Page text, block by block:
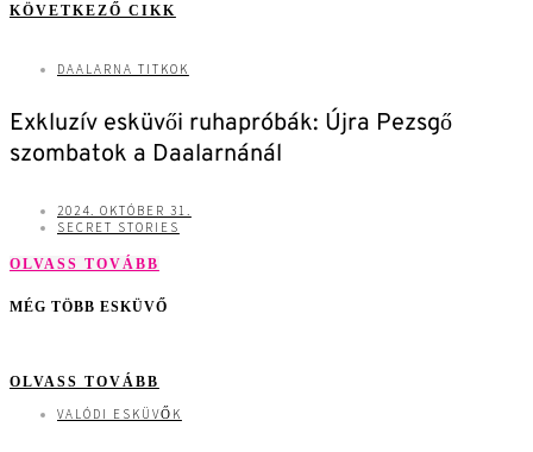
KÖVETKEZŐ CIKK
DAALARNA TITKOK
Exkluzív esküvői ruhapróbák: Újra Pezsgő
szombatok a Daalarnánál
2024. OKTÓBER 31.
SECRET STORIES
OLVASS TOVÁBB
MÉG TÖBB ESKÜVŐ
OLVASS TOVÁBB
VALÓDI ESKÜVŐK